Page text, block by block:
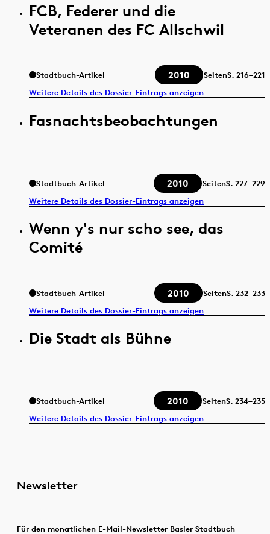
FCB, Federer und die
Veteranen des FC Allschwil
Stadtbuch-Artikel 2010 SeitenS. 216–221
Weitere Details des Dossier-Eintrags anzeigen
Fasnachtsbeobachtungen
Stadtbuch-Artikel 2010 SeitenS. 227–229
Weitere Details des Dossier-Eintrags anzeigen
Wenn y's nur scho see, das
Comité
Stadtbuch-Artikel 2010 SeitenS. 232–233
Weitere Details des Dossier-Eintrags anzeigen
Die Stadt als Bühne
Stadtbuch-Artikel 2010 SeitenS. 234–235
Weitere Details des Dossier-Eintrags anzeigen
Newsletter
Für den monatlichen E-Mail-Newsletter Basler Stadtbuch